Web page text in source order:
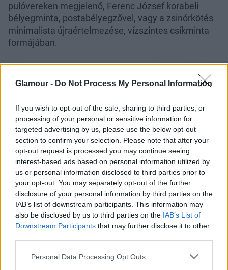
Glamour - Do Not Process My Personal Information
If you wish to opt-out of the sale, sharing to third parties, or
processing of your personal or sensitive information for
targeted advertising by us, please use the below opt-out
section to confirm your selection. Please note that after your
opt-out request is processed you may continue seeing
interest-based ads based on personal information utilized by
us or personal information disclosed to third parties prior to
your opt-out. You may separately opt-out of the further
disclosure of your personal information by third parties on the
IAB’s list of downstream participants. This information may
also be disclosed by us to third parties on the IAB’s List of
Downstream Participants that may further disclose it to other
Please note that this website/app uses one or more Google
Personal Data Processing Opt Outs
pulóvereken megjelenő, Ferenc József korabeli
bélyegminta, postabélyegzővel, vagy a zsinórkötés
minimalista újraértelmezése, vízszintes csíkminta
formájában.